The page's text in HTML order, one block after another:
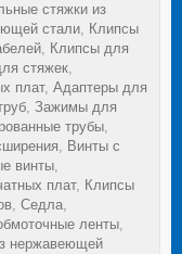
стяжки из
стали, Клипсы
, Клипсы для
стяжек,
плат, Адаптеры для
, Зажимы для
трубы,
, Винты с
винты,
плат, Клипсы
, Седла,
ленты,
нержавеющей